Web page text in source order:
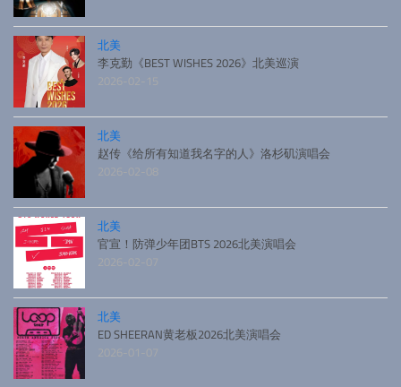
北美
李克勤《BEST WISHES 2026》北美巡演
2026-02-15
北美
赵传《给所有知道我名字的人》洛杉矶演唱会
2026-02-08
北美
官宣！防弹少年团BTS 2026北美演唱会
2026-02-07
北美
ED SHEERAN黄老板2026北美演唱会
2026-01-07